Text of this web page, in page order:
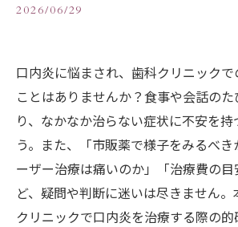
2026/06/29
口内炎に悩まされ、歯科クリニック
ことはありませんか？食事や会話の
り、なかなか治らない症状に不安を
う。また、「市販薬で様子をみるべ
ーザー治療は痛いのか」「治療費の
ど、疑問や判断に迷いは尽きません
クリニックで口内炎を治療する際の